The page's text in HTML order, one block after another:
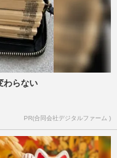
わらない
PR(合同会社デジタルファーム )